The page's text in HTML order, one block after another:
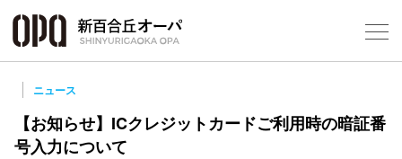
ニュース
【お知らせ】ICクレジットカードご利用時の暗証番
号入力について